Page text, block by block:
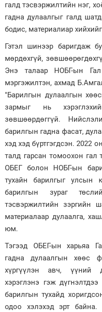
галд тэсвэржилтийн нэг,
гадна дулаалгыг галд
бодис, материалиар
Гэтэл шинээр баригдаж
мөрдөхгүй,
Энэ талаар НОБГ-ын Гал
мэргэжилтэн, ахмад
"Барилгын дулаалгын
зармыг нь
зөвшөөрдөггүй.
барилгын гадна фасат,
хэд хэд бүртгэгдсэн. 2022
талд гарсан томоохон гал
ОБЕГ болон НОБГ-ын
тухайн барилгыг улсын
барилгын зураг
тэсвэржилтийн зэргийн
материалаар дулаалга,
юм.
Тэгээд ОБЕГ-ын харьяа
гадна дулаалгын хөөс
хүргүүлэн авч, үүний
хэрэглэнэ гэж
барилгын тухайд
одоо хэлэхэд эрт